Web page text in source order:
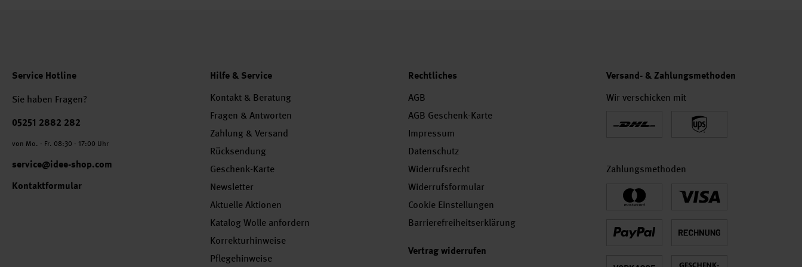
Service Hotline
Sie haben Fragen?
Telefonnummer
05251 2882 282
von Mo. - Fr. 08:30 - 17:00 Uhr
service@idee-shop.com
Kontaktformular
Hilfe & Service
Kontakt & Beratung
Fragen & Antworten
Zahlung & Versand
Rücksendung
Geschenk-Karte
Newsletter
Aktuelle Aktionen
Katalog Wolle anfordern
Korrekturhinweise
Pflegehinweise
Rechtliches
AGB
AGB Geschenk-Karte
Impressum
Datenschutz
Widerrufsrecht
Widerrufsformular
Cookie Einstellungen
Barrierefreiheitserklärung
Vertrag widerrufen
Versand- & Zahlungsmethoden
Wir verschicken mit
Zahlungsmethoden